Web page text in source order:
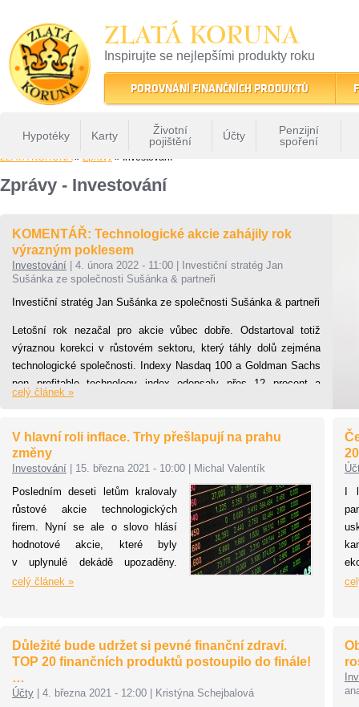
ZLATÁ KORUNA
Inspirujte se nejlepšími produkty roku
22 let tradice a kvality na finančním trhu
POROVNÁNÍ FINANČNÍCH PRODUKTŮ
Hypotéky Karty
Životní
pojištění
Účty
Penzijní
spoření
ZLATÁ KORUNA» Zprávy » Investování
Zprávy - Investování
KOMENTÁŘ: Technologické akcie zahájily rok
výrazným poklesem
Investování 4. února 2022 - 11:00
Investiční stratég Jan
Sušánka ze společnosti Sušánka & partneři
Investiční stratég Jan Sušánka ze společnosti Sušánka & partneři
Letošní rok nezačal pro akcie vůbec dobře. Odstartoval totiž
výraznou korekci v růstovém sektoru, který táhly dolů zejména
technologické společnosti. Indexy Nasdaq 100 a Goldman Sachs
non profitable technology index odepsaly přes 12 procent a
dostaly se do tzv. medvědího trhu. Poklesu ale zřejmě nemusí být
celý článek »
V hlavní roli inflace. Trhy přešlapují na prahu
změny
Investování 15. března 2021 - 10:00
Michal Valentík
Posledním deseti letům kralovaly
růstové akcie technologických
firem. Nyní se ale o slovo hlásí
hodnotové akcie, které byly
v uplynulé dekádě upozaděny.
Sledujeme krátkodobý výkyv, nebo
míry rozhodovat vývoj inflace.
celý článek »
je
Důležité bude udržet si pevné finanční zdraví.
TOP 20 finančních produktů postoupilo do finále!
…
Účty 4. března 2021 - 12:00
Kristýna Schejbalová